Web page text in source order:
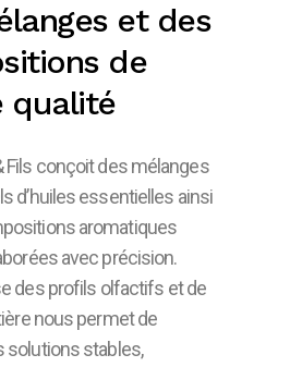
et des
de
qualité
Fils conçoit des mélanges
d’huiles essentielles ainsi
aromatiques
avec précision.
des profils olfactifs et de
nous permet de
solutions stables,